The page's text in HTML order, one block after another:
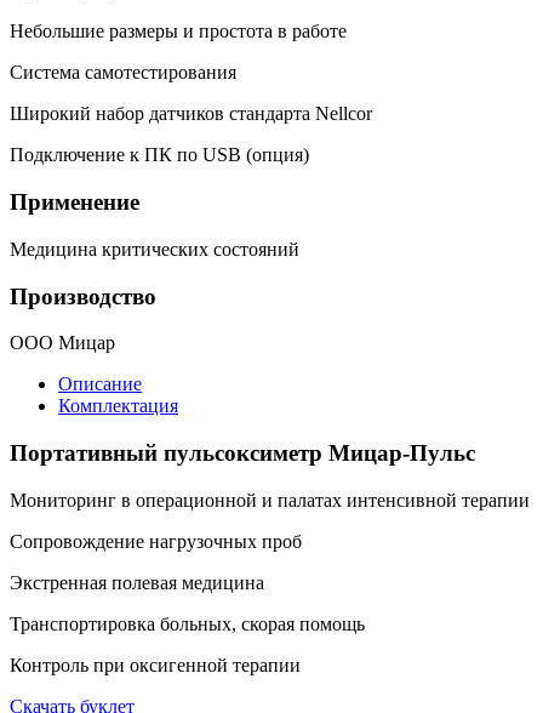
Небольшие размеры и простота в работе
Система самотестирования
Широкий набор датчиков стандарта Nellcor
Подключение к ПК по USB (опция)
Применение
Медицина критических состояний
Производство
ООО Мицар
Описание
Комплектация
Портативный пульсоксиметр Мицар-Пульс
Мониторинг в операционной и палатах интенсивной терапии
Сопровождение нагрузочных проб
Экстренная полевая медицина
Транспортировка больных, скорая помощь
Контроль при оксигенной терапии
Скачать буклет